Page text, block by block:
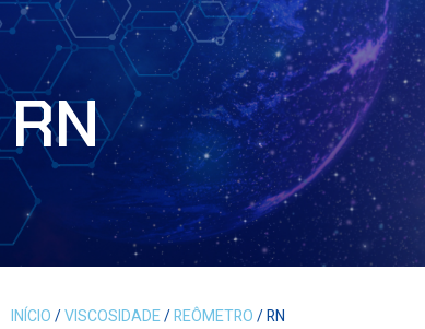
RN
INÍCIO/VISCOSIDADE/REÔMETRO/ RN